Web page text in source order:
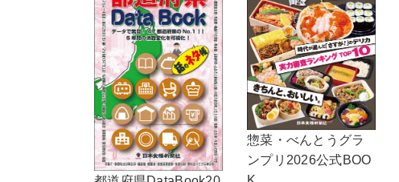
惣菜・べんとうグラ
ンプリ2026公式BOO